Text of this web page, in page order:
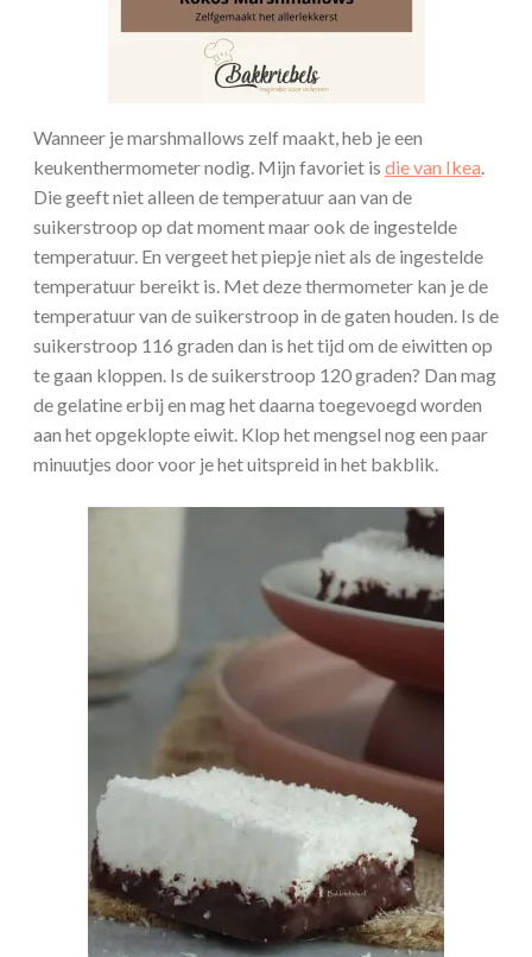
Wanneer je marshmallows zelf maakt, heb je een
keukenthermometer nodig. Mijn favoriet is die van Ikea
Die geeft niet alleen de temperatuur aan van de
suikerstroop op dat moment maar ook de ingestelde
temperatuur. En vergeet het piepje niet als de ingestelde
temperatuur bereikt is. Met deze thermometer kan je de
temperatuur van de suikerstroop in de gaten houden. Is de
suikerstroop 116 graden dan is het tijd om de eiwitten op
te gaan kloppen. Is de suikerstroop 120 graden? Dan mag
de gelatine erbij en mag het daarna toegevoegd worden
aan het opgeklopte eiwit. Klop het mengsel nog een paar
minuutjes door voor je het uitspreid in het bakblik.